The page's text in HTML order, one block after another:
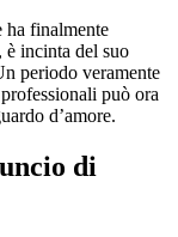
ha finalmente
, è incinta del suo
periodo veramente
può ora
d’amore.
di